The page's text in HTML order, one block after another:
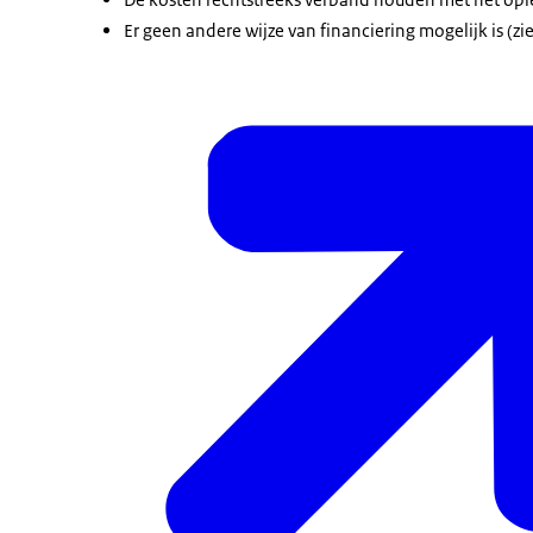
Er geen andere wijze van financiering mogelijk is